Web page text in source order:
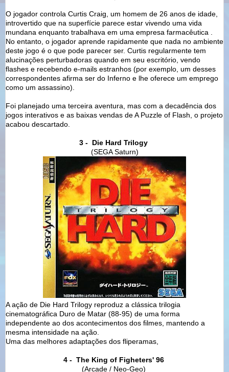
O jogador controla Curtis Craig, um homem de 26 anos de idade,
introvertido que na superfície parece estar vivendo uma vida
mundana enquanto trabalhava em uma empresa farmacêutica .
No entanto, o jogador aprende rapidamente que nada no ambiente
deste jogo é o que pode parecer ser. Curtis regularmente tem
alucinações perturbadoras quando em seu escritório, vendo
flashes e recebendo e-mails estranhos (por exemplo, um desses
correspondentes afirma ser do Inferno e lhe oferece um emprego
como um assassino).
Foi planejado uma terceira aventura, mas com a decadência dos
jogos interativos e as baixas vendas de A Puzzle of Flash, o projeto
acabou descartado.
3 - Die Hard Trilogy
(SEGA Saturn)
A ação de Die Hard Trilogy reproduz a clássica trilogia
cinematográfica Duro de Matar (88-95) de uma forma
independente ao dos acontecimentos dos filmes, mantendo a
mesma intensidade na ação.
Uma das melhores adaptações dos fliperamas,
4 - The King of Figheters' 96
(Arcade / Neo-Geo)